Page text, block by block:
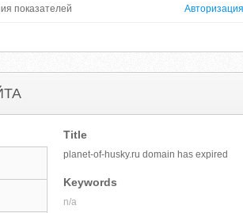
показателей Авторизация
Title
planet-of-husky.ru domain has expired
Keywords
n/a